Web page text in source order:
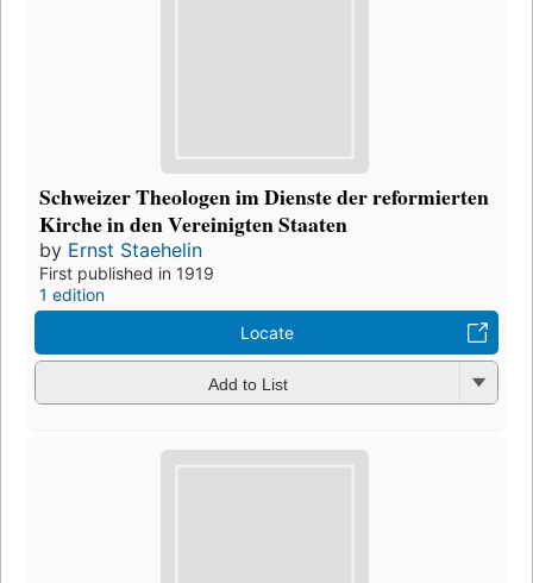
Schweizer Theologen im Dienste der reformierten
Kirche in den Vereinigten Staaten
by Ernst Staehelin
First published in 1919
1 edition
Locate
Add to List